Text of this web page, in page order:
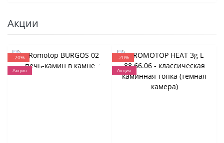
Акции
-20%
Акция
-20%
Акция